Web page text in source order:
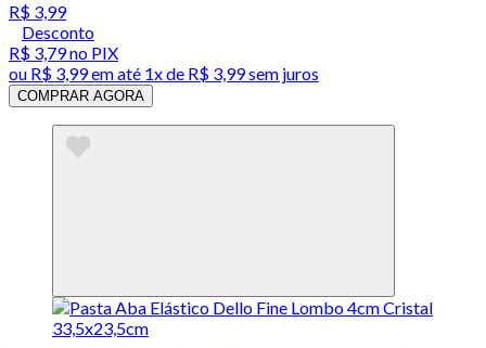
R$ 3,99
Desconto
R$ 3,79no PIX
ou R$ 3,99em até 1x de R$ 3,99sem juros
COMPRAR AGORA